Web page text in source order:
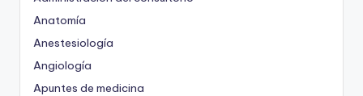
Anatomía
Anestesiología
Angiología
Apuntes de medicina